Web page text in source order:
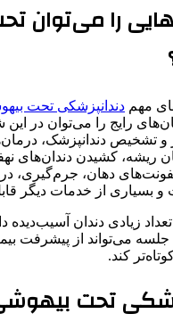
را می‌توان
مهم دندانپزشکی تحت
رایج را می‌توان در این
و تشخیص دندانپزشک،
ریشه، کشیدن دندان‌های
دهان، جرم‌گیری،
و بسیاری از خدمات دیگر
زیادی دندان آسیب‌دیده
جلسه می‌تواند از پیشرفت
کند.
تحت